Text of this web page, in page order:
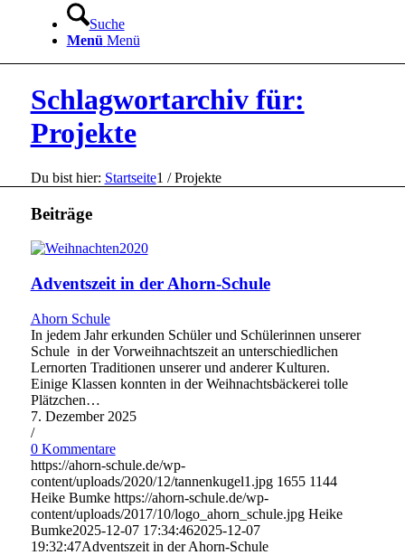
Suche
Menü Menü
Schlagwortarchiv für:
Projekte
Du bist hier: Startseite1 / Projekte
Beiträge
Adventszeit in der Ahorn-Schule
Ahorn Schule
In jedem Jahr erkunden Schüler und Schülerinnen unserer
Schule in der Vorweihnachtszeit an unterschiedlichen
Lernorten Traditionen unserer und anderer Kulturen.
Einige Klassen konnten in der Weihnachtsbäckerei tolle
Plätzchen…
7. Dezember 2025
/
0 Kommentare
https://ahorn-schule.de/wp-
content/uploads/2020/12/tannenkugel1.jpg 1655 1144
Heike Bumke https://ahorn-schule.de/wp-
content/uploads/2017/10/logo_ahorn_schule.jpg Heike
Bumke2025-12-07 17:34:462025-12-07
19:32:47Adventszeit in der Ahorn-Schule